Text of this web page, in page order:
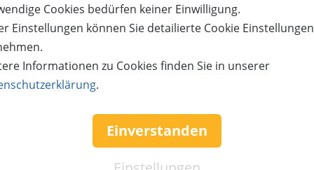
Cookies bedürfen keiner Einwilligung.
Einstellungen können Sie detailierte Cookie Einstellungen
Informationen zu Cookies finden Sie in unserer
.
Einverstanden
- Suite & Spa
für 2 Personen
zum halben Preis!
Adults only!
Das Aunhamer - Suite & Spa
3 Übernachtungen für 2
in einer Suite zum
68%